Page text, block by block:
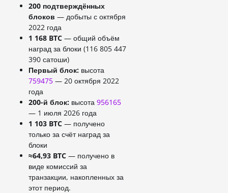
200 подтверждённых
блоков — добыты с октября
2022 года
1 168 BTC — общий объём
наград за блоки (116 805 447
390 сатоши)
Первый блок: высота
759475 — 20 октября 2022
года
200-й блок: высота 956165
— 1 июля 2026 года
1 103 BTC — получено
только за счёт наград за
блоки
≈64,93 BTC — получено в
виде комиссий за
транзакции, накопленных за
этот период.